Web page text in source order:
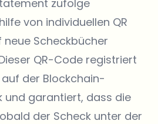
zufolge
von individuellen QR
Scheckbücher
QR-Code registriert
der Blockchain-
und garantiert, dass die
der Scheck unter der